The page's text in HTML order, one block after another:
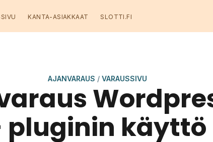
KANTA-ASIAKKAAT SLOTTI.FI
AJANVARAUS / VARAUSSIVU
pluginin käyttö